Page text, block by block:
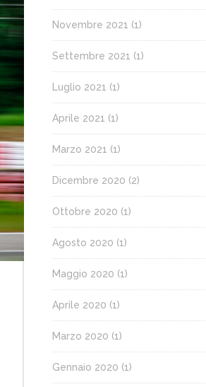
Novembre 2021 (1)
Settembre 2021 (1)
Luglio 2021 (1)
Aprile 2021 (1)
Marzo 2021 (1)
Dicembre 2020 (2)
Ottobre 2020 (1)
Agosto 2020 (1)
Maggio 2020 (1)
Aprile 2020 (1)
Marzo 2020 (1)
Gennaio 2020 (1)